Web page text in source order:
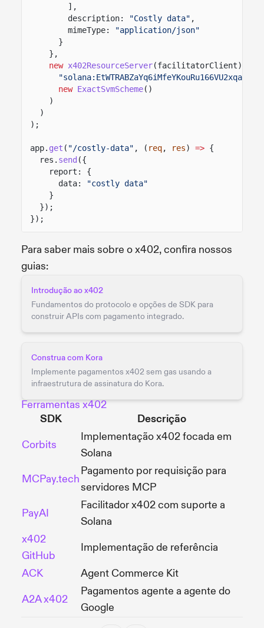
],
description:
"Costly data" ,
mimeType:
"application/json"
}
},
new x402ResourceServer(facilitatorClient).
"solana:EtWTRABZaYq6iMfeYKouRu166VU2xqa1"
new ExactSvmScheme()
)
)
);
app. get ( "/costly-data" , ( req, res) => {
res. send ({
report: {
data:
"costly data"
}
});
});
Para saber mais sobre o x402, confira nossos
guias:
Introdução ao x402
Fundamentos do protocolo e opções de SDK para
construir APIs com pagamento integrado.
Construa com Kora
Implemente pagamentos x402 sem gas usando a
infraestrutura de assinatura do Kora.
Ferramentas x402
SDK
Descrição
Corbits
Implementação x402 focada em
Solana
MCPay.tech
Pagamento por requisição para
servidores MCP
PayAI
Facilitador x402 com suporte a
Solana
x402
GitHub
Implementação de referência
ACK
Agent Commerce Kit
A2A x402
Pagamentos agente a agente do
Google